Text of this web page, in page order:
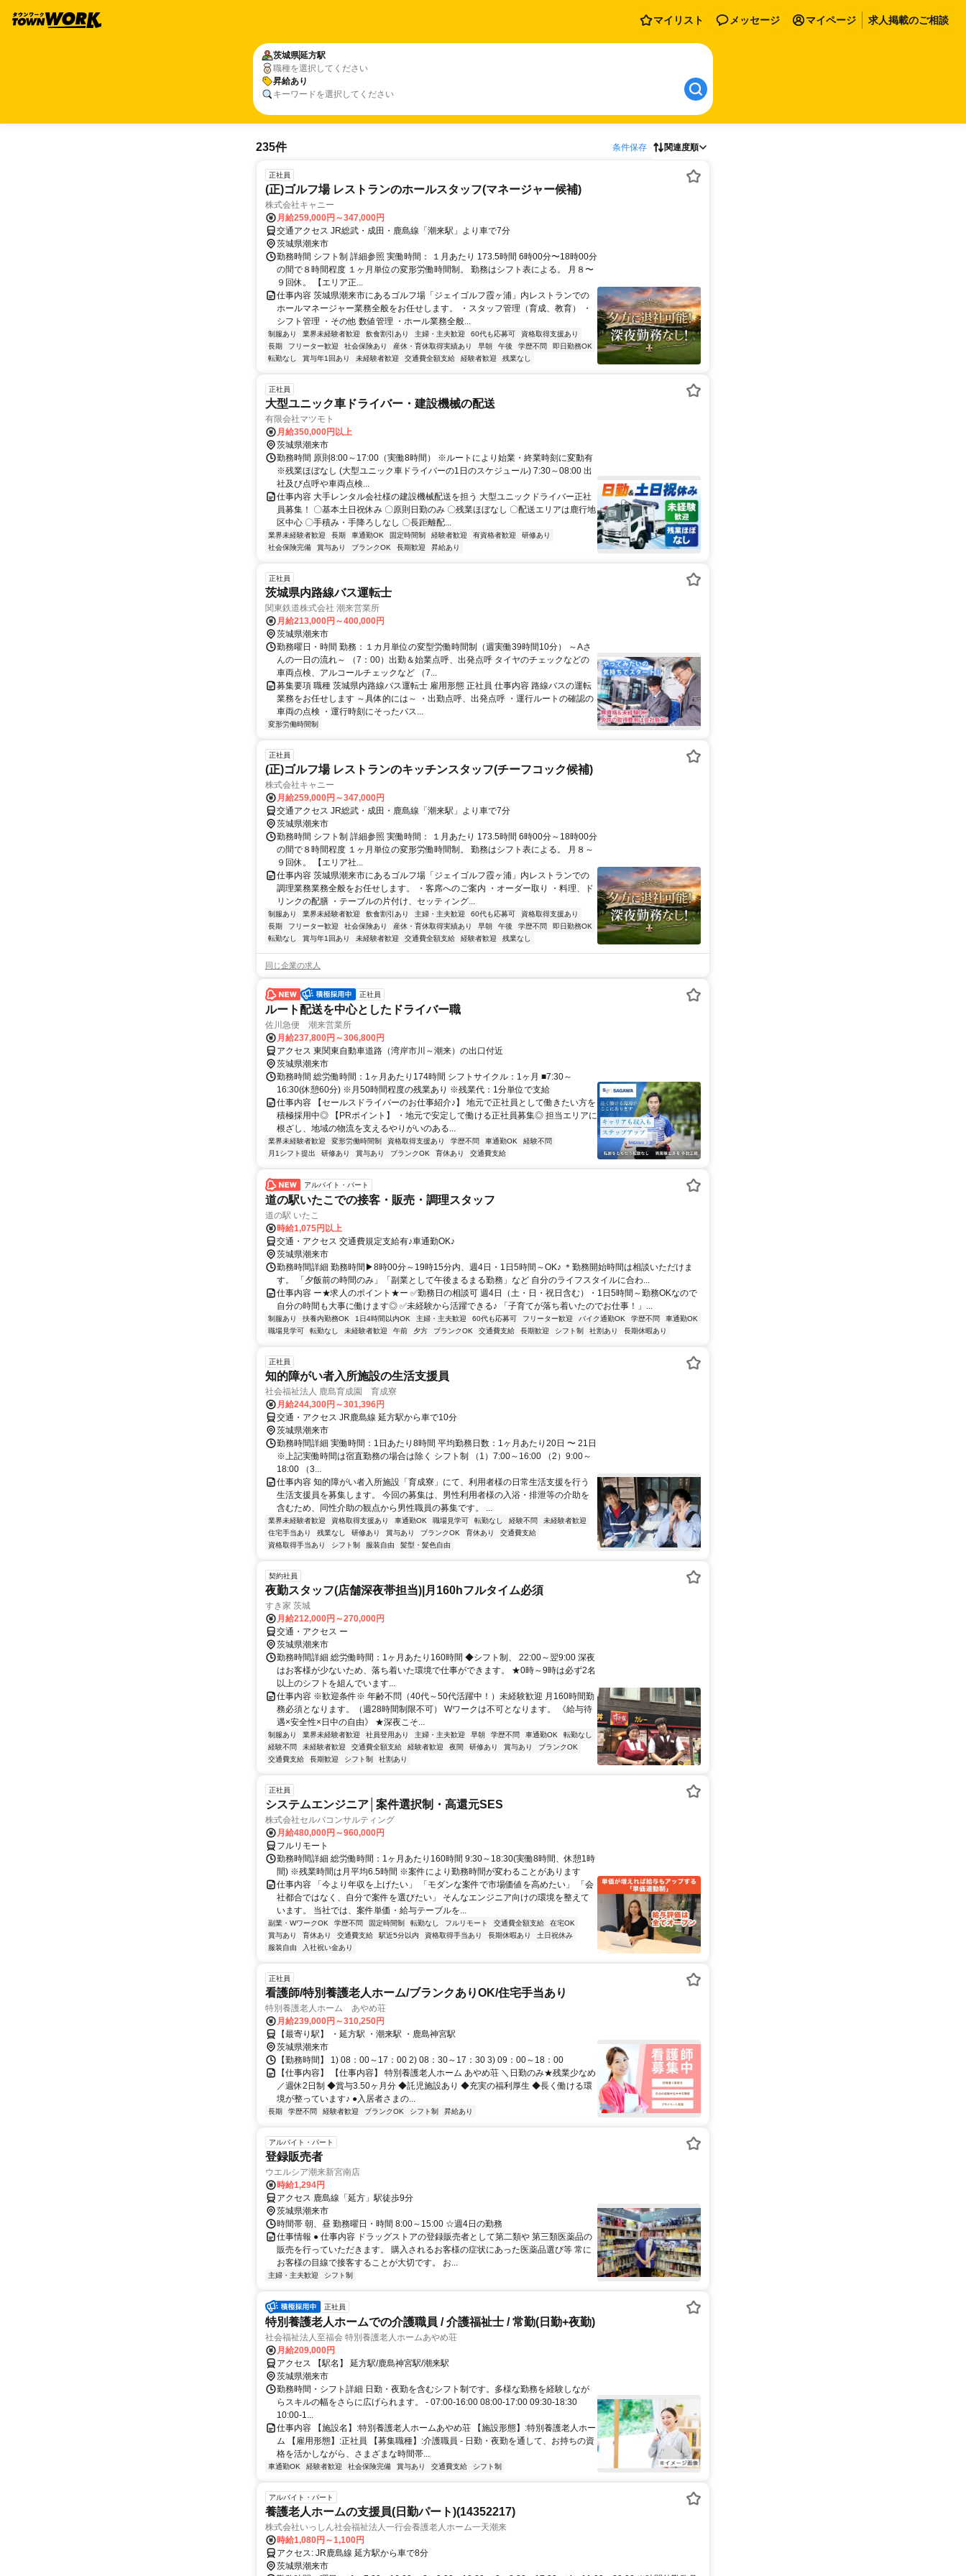
マイリスト メッセージ マイページ 求人掲載のご相談
茨城県延方駅
職種を選択してください
昇給あり
キーワードを選択してください
235件 条件保存 関連度順
正社員
(正)ゴルフ場 レストランのホールスタッフ(マネージャー候補)
株式会社キャニー
月給259,000円～347,000円
交通アクセス JR総武・成田・鹿島線「潮来駅」より車で7分
茨城県潮来市
勤務時間 シフト制 詳細参照 実働時間： １月あたり 173.5時間 6時00分〜18時00分
の間で８時間程度 １ヶ月単位の変形労働時間制。 勤務はシフト表による。 ⽉８〜
９回休。 【エリア正...
仕事内容 茨城県潮来市にあるゴルフ場「ジェイゴルフ霞ヶ浦」内レストランでの
ホールマネージャー業務全般をお任せします。 ・スタッフ管理（育成、教育） ・
シフト管理 ・その他 数値管理 ・ホール業務全般...
制服あり 業界未経験者歓迎 飲食割引あり 主婦・主夫歓迎 60代も応募可
資格取得支援あり
長期
フリーター歓迎 社会保険あり 産休・育休取得実績あり 早朝 午後 学歴不問
即日勤務OK
転勤なし
賞与年1回あり 未経験者歓迎 交通費全額支給 経験者歓迎 残業なし
正社員
大型ユニック車ドライバー・建設機械の配送
有限会社マツモト
月給350,000円以上
茨城県潮来市
勤務時間 原則8:00～17:00（実働8時間） ※ルートにより始業・終業時刻に変動有
※残業ほぼなし (大型ユニック車ドライバーの1日のスケジュール) 7:30～08:00 出
社及び点呼や車両点検...
仕事内容 大手レンタル会社様の建設機械配送を担う 大型ユニックドライバー正社
員募集！ 〇基本土日祝休み 〇原則日勤のみ 〇残業ほぼなし 〇配送エリアは鹿行地
区中心 〇手積み・手降ろしなし 〇長距離配...
業界未経験者歓迎 長期 車通勤OK 固定時間制 経験者歓迎 有資格者歓迎
研修あり
社会保険完備
賞与あり ブランクOK 長期歓迎 昇給あり
正社員
茨城県内路線バス運転士
関東鉄道株式会社 潮来営業所
月給213,000円～400,000円
茨城県潮来市
勤務曜日・時間 勤務：１カ月単位の変型労働時間制（週実働39時間10分） ～Aさ
んの一日の流れ～ （7：00）出勤＆始業点呼、出発点呼 タイヤのチェックなどの
車両点検、アルコールチェックなど （7...
募集要項 職種 茨城県内路線バス運転士 雇用形態 正社員 仕事内容 路線バスの運転
業務をお任せします ～具体的には～ ・出勤点呼、出発点呼 ・運行ルートの確認の
車両の点検 ・運行時刻にそったバス...
変形労働時間制
正社員
(正)ゴルフ場 レストランのキッチンスタッフ(チーフコック候補)
株式会社キャニー
月給259,000円～347,000円
交通アクセス JR総武・成田・鹿島線「潮来駅」より車で7分
茨城県潮来市
勤務時間 シフト制 詳細参照 実働時間： １月あたり 173.5時間 6時00分～18時00分
の間で８時間程度 １ヶ月単位の変形労働時間制。 勤務はシフト表による。 月８～
９回休。 【エリア社...
仕事内容 茨城県潮来市にあるゴルフ場「ジェイゴルフ霞ヶ浦」内レストランでの
調理業務業務全般をお任せします。 ・客席へのご案内 ・オーダー取り ・料理、ド
リンクの配膳 ・テーブルの片付け、セッティング...
制服あり 業界未経験者歓迎 飲食割引あり 主婦・主夫歓迎 60代も応募可
資格取得支援あり
長期
フリーター歓迎 社会保険あり 産休・育休取得実績あり 早朝 午後 学歴不問
即日勤務OK
転勤なし
賞与年1回あり 未経験者歓迎 交通費全額支給 経験者歓迎 残業なし
同じ企業の求人
正社員
ルート配送を中心としたドライバー職
佐川急便 潮来営業所
月給237,800円～306,800円
アクセス 東関東自動車道路（湾岸市川～潮来）の出口付近
茨城県潮来市
勤務時間 総労働時間：1ヶ月あたり174時間 シフトサイクル：1ヶ月 ■7:30～
16:30(休憩60分) ※月50時間程度の残業あり ※残業代：1分単位で支給
仕事内容 【セールスドライバーのお仕事紹介♪】 地元で正社員として働きたい方を
積極採用中◎ 【PRポイント】 ・地元で安定して働ける正社員募集◎ 担当エリアに
根ざし、地域の物流を支えるやりがいのある...
業界未経験者歓迎 変形労働時間制 資格取得支援あり 学歴不問 車通勤OK
経験不問
月1シフト提出
研修あり 賞与あり ブランクOK 育休あり 交通費支給
アルバイト・パート
道の駅いたこでの接客・販売・調理スタッフ
道の駅 いたこ
時給1,075円以上
交通・アクセス 交通費規定支給有♪車通勤OK♪
茨城県潮来市
勤務時間詳細 勤務時間▶8時00分～19時15分内、週4日・1日5時間～OK♪ ＊勤務開始時間は相談いただけま
す。 「夕飯前の時間のみ」「副業として午後まるまる勤務」など 自分のライフスタイルに合わ...
仕事内容 ー★求人のポイント★ー ✅勤務日の相談可 週4日（土・日・祝日含む）・1日5時間～勤務OKなので
自分の時間も大事に働けます◎ ✅未経験から活躍できる♪ 「子育てが落ち着いたのでお仕事！」...
制服あり 扶養内勤務OK 1日4時間以内OK 主婦・主夫歓迎 60代も応募可 フリーター歓迎 バイク通勤OK 学歴不問
車通勤OK
職場見学可
転勤なし 未経験者歓迎 午前 夕方 ブランクOK 交通費支給 長期歓迎 シフト制 社割あり 長期休暇あり
正社員
知的障がい者入所施設の生活支援員
社会福祉法人 鹿島育成園 育成寮
月給244,300円～301,396円
交通・アクセス JR鹿島線 延方駅から車で10分
茨城県潮来市
勤務時間詳細 実働時間：1日あたり8時間 平均勤務日数：1ヶ月あたり20日 〜 21日
※上記実働時間は宿直勤務の場合は除く シフト制 （1）7:00～16:00 （2）9:00～
18:00 （3...
仕事内容 知的障がい者入所施設「育成寮」にて、利用者様の日常生活支援を行う
生活支援員を募集します。 今回の募集は、男性利用者様の入浴・排泄等の介助を
含むため、同性介助の観点から男性職員の募集です。 ...
業界未経験者歓迎 資格取得支援あり 車通勤OK 職場見学可 転勤なし 経験不問
未経験者歓迎
住宅手当あり
残業なし 研修あり 賞与あり ブランクOK 育休あり
交通費支給
資格取得手当あり
シフト制 服装自由 髪型・髪色自由
契約社員
夜勤スタッフ(店舗深夜帯担当)|月160hフルタイム必須
すき家 茨城
月給212,000円～270,000円
交通・アクセス ー
茨城県潮来市
勤務時間詳細 総労働時間：1ヶ月あたり160時間 ◆シフト制、 22:00～翌9:00 深夜
はお客様が少ないため、落ち着いた環境で仕事ができます。 ★0時～9時は必ず2名
以上のシフトを組んでいます...
仕事内容 ※歓迎条件※ 年齢不問（40代～50代活躍中！）未経験歓迎 月160時間勤
務必須となります。（週28時間制限不可） Wワークは不可となります。 《給与待
遇×安全性×日中の自由》 ★深夜こそ...
制服あり 業界未経験者歓迎 社員登用あり 主婦・主夫歓迎 早朝 学歴不問 車通勤OK
転勤なし
経験不問
未経験者歓迎 交通費全額支給 経験者歓迎 夜間 研修あり 賞与あり
ブランクOK
交通費支給
長期歓迎 シフト制 社割あり
正社員
システムエンジニア│案件選択制・高還元SES
株式会社セルバコンサルティング
月給480,000円～960,000円
フルリモート
勤務時間詳細 総労働時間：1ヶ月あたり160時間 9:30～18:30(実働8時間、休憩1時
間) ※残業時間は月平均6.5時間 ※案件により勤務時間が変わることがあります
仕事内容 「今より年収を上げたい」 「モダンな案件で市場価値を高めたい」 「会
社都合ではなく、自分で案件を選びたい」 そんなエンジニア向けの環境を整えて
います。 当社では、案件単価・給与テーブルを...
副業・WワークOK 学歴不問 固定時間制 転勤なし フルリモート 交通費全額支給
在宅OK
賞与あり
育休あり 交通費支給 駅近5分以内 資格取得手当あり 長期休暇あり
土日祝休み
服装自由
入社祝い金あり
正社員
看護師/特別養護老人ホーム/ブランクありOK/住宅手当あり
特別養護老人ホーム あやめ荘
月給239,000円～310,250円
【最寄り駅】 ・延方駅 ・潮来駅 ・鹿島神宮駅
茨城県潮来市
【勤務時間】 1) 08：00～17：00 2) 08：30～17：30 3) 09：00～18：00
【仕事内容】 【仕事内容】 特別養護老人ホーム あやめ荘 ＼日勤のみ★残業少なめ
／週休2日制 ◆賞与3.50ヶ月分 ◆託児施設あり ◆充実の福利厚生 ◆長く働ける環
境が整っています♪ ●入居者さまの...
長期 学歴不問 経験者歓迎 ブランクOK シフト制 昇給あり
アルバイト・パート
登録販売者
ウエルシア潮来新宮南店
時給1,294円
アクセス 鹿島線「延方」駅徒歩9分
茨城県潮来市
時間帯 朝、昼 勤務曜日・時間 8:00～15:00 ☆週4日の勤務
仕事情報 ● 仕事内容 ドラッグストアの登録販売者として第二類や 第三類医薬品の
販売を行っていただきます。 購入されるお客様の症状にあった医薬品選び等 常に
お客様の目線で接客することが大切です。 お...
主婦・主夫歓迎 シフト制
正社員
特別養護老人ホームでの介護職員 / 介護福祉士 / 常勤(日勤+夜勤)
社会福祉法人至福会 特別養護老人ホームあやめ荘
月給209,000円
アクセス 【駅名】 延方駅/鹿島神宮駅/潮来駅
茨城県潮来市
勤務時間・シフト詳細 日勤・夜勤を含むシフト制です。多様な勤務を経験しなが
らスキルの幅をさらに広げられます。 - 07:00-16:00 08:00-17:00 09:30-18:30
10:00-1...
仕事内容 【施設名】:特別養護老人ホームあやめ荘 【施設形態】:特別養護老人ホー
ム 【雇用形態】:正社員 【募集職種】:介護職員 - 日勤・夜勤を通して、お持ちの資
格を活かしながら、さまざまな時間帯...
車通勤OK 経験者歓迎 社会保険完備 賞与あり 交通費支給 シフト制
アルバイト・パート
養護老人ホームの支援員(日勤パート)(14352217)
株式会社いっしん社会福祉法人一行会養護老人ホーム一天潮来
時給1,080円～1,100円
アクセス: JR鹿島線 延方駅から車で8分
茨城県潮来市